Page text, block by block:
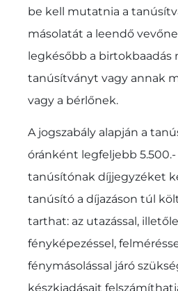
be kell mutatnia a
másolatát a leendő
legkésőbb a birtokbaadás
tanúsítványt vagy annak
vagy a bérlőnek.
A jogszabály alapján a
óránként legfeljebb 5.500.-
tanúsítónak díjjegyzéket
tanúsító a díjazáson túl
tarthat: az utazással,
fényképezéssel,
fénymásolással járó
készkiadásait